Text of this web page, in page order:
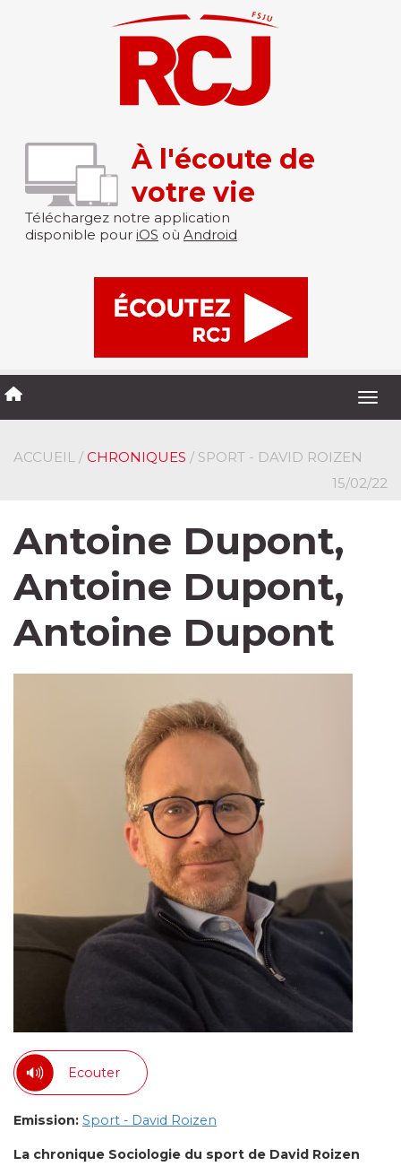
À l'écoute de
votre vie
Téléchargez notre application
disponible pour iOS où Android
ACCUEIL / CHRONIQUES / SPORT - DAVID ROIZEN
15/02/22
Antoine Dupont,
Antoine Dupont,
Antoine Dupont
Ecouter
Emission: Sport - David Roizen
La chronique Sociologie du sport de David Roizen